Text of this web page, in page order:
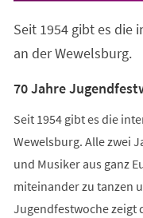
Seit 1954 gibt es die
an der Wewelsburg.
70 Jahre
Seit 1954 gibt es die
Wewelsburg. Alle zwei
und Musiker aus ganz
miteinander zu tanzen
Jugendfestwoche zeigt